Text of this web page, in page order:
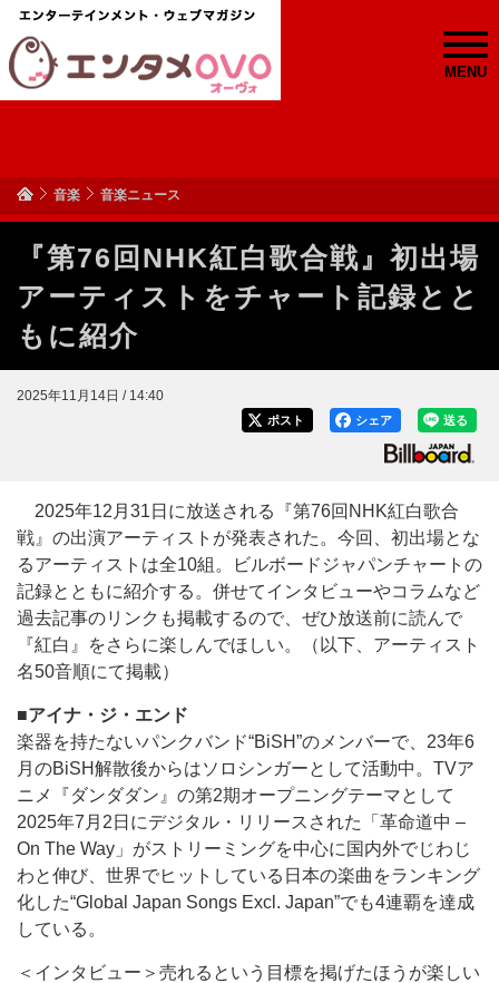
MENU
音楽 音楽ニュース
『第76回NHK紅白歌合戦』初出場
アーティストをチャート記録とと
もに紹介
2025年11月14日 / 14:40
送る
シェア
ポスト
2025年12月31日に放送される『第76回NHK紅白歌合
戦』の出演アーティストが発表された。今回、初出場とな
るアーティストは全10組。ビルボードジャパンチャートの
記録とともに紹介する。併せてインタビューやコラムなど
過去記事のリンクも掲載するので、ぜひ放送前に読んで
『紅白』をさらに楽しんでほしい。（以下、アーティスト
名50音順にて掲載）
■アイナ・ジ・エンド
楽器を持たないパンクバンド“BiSH”のメンバーで、23年6
月のBiSH解散後からはソロシンガーとして活動中。TVア
ニメ『ダンダダン』の第2期オープニングテーマとして
2025年7月2日にデジタル・リリースされた「革命道中 –
On The Way」がストリーミングを中心に国内外でじわじ
わと伸び、世界でヒットしている日本の楽曲をランキング
化した“Global Japan Songs Excl. Japan”でも4連覇を達成
している。
＜インタビュー＞売れるという目標を掲げたほうが楽しい